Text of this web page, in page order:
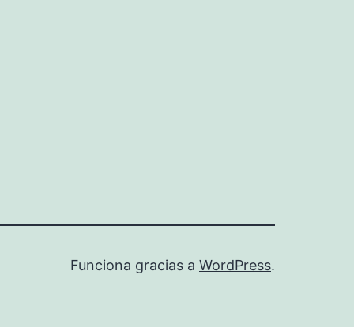
Funciona gracias a WordPress.